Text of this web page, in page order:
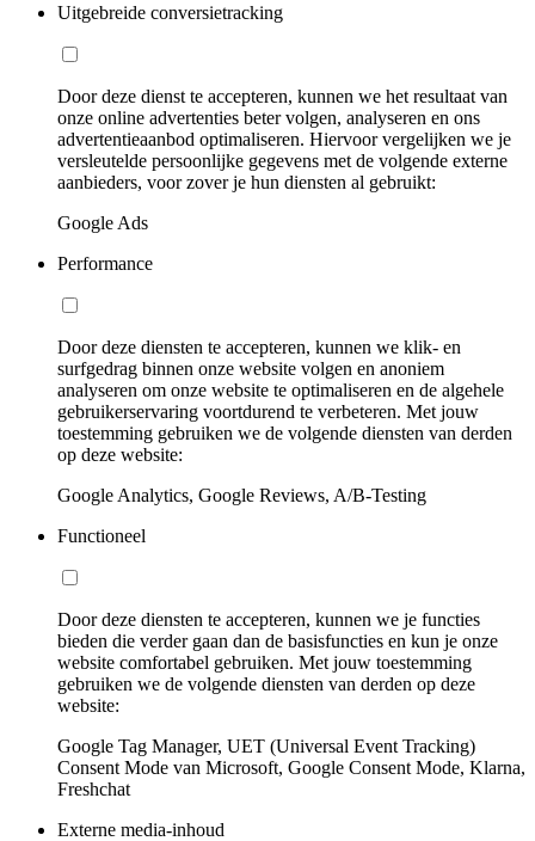
Uitgebreide conversietracking
Door deze dienst te accepteren, kunnen we het resultaat van
onze online advertenties beter volgen, analyseren en ons
advertentieaanbod optimaliseren. Hiervoor vergelijken we je
versleutelde persoonlijke gegevens met de volgende externe
aanbieders, voor zover je hun diensten al gebruikt:
Google Ads
Performance
Door deze diensten te accepteren, kunnen we klik- en
surfgedrag binnen onze website volgen en anoniem
analyseren om onze website te optimaliseren en de algehele
gebruikerservaring voortdurend te verbeteren. Met jouw
toestemming gebruiken we de volgende diensten van derden
op deze website:
Google Analytics, Google Reviews, A/B-Testing
Functioneel
Door deze diensten te accepteren, kunnen we je functies
bieden die verder gaan dan de basisfuncties en kun je onze
website comfortabel gebruiken. Met jouw toestemming
gebruiken we de volgende diensten van derden op deze
website:
Google Tag Manager, UET (Universal Event Tracking)
Consent Mode van Microsoft, Google Consent Mode, Klarna,
Freshchat
Externe media-inhoud